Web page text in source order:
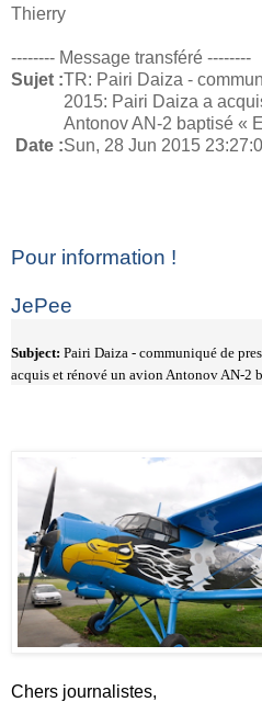
Thierry
-------- Message transféré --------
Sujet :TR: Pairi Daiza -
2015: Pairi Daiza a
Antonov AN-2 baptisé «
Date :Sun, 28 Jun 2015
Pour information !
JePee
Subject: Pairi Daiza - communiqué de
acquis et rénové un avion Antonov AN-2
Chers journalistes,